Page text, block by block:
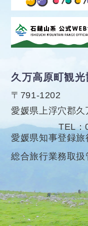
久万高原町観光
〒791-1202
愛媛県上浮穴郡
TEL
愛媛県知事登録
総合旅行業務取